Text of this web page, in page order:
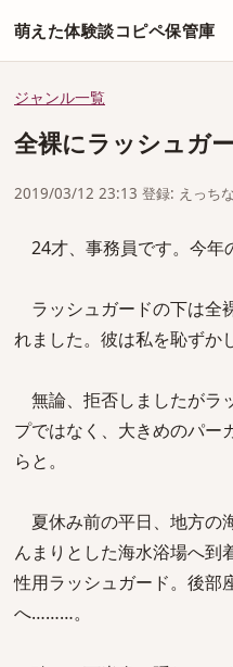
萌えた体験談コピペ保管庫
ジャンル一覧
全裸にラッシュガ
2019/03/12 23:13 登録: えっち
24才、事務員です。今年
ラッシュガードの下は全
れました。彼は私を恥ずか
無論、拒否しましたがラ
プではなく、大きめのパー
らと。
夏休み前の平日、地方の
んまりとした海水浴場へ到
性用ラッシュガード。後部
へ………。